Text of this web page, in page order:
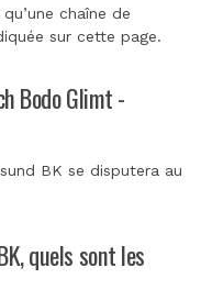
chaîne de
sur cette page.
Bodo Glimt -
BK se disputera au
quels sont les